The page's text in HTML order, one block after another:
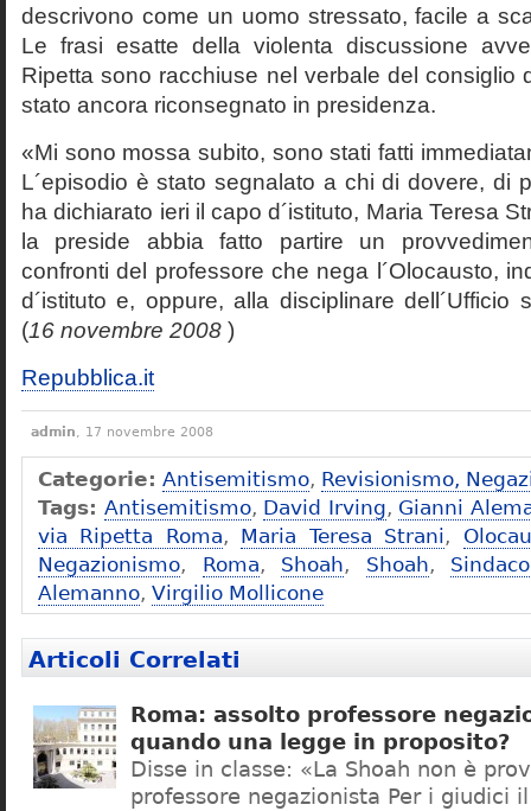
descrivono come un uomo stressato, facile a
Le frasi esatte della violenta discussione
Ripetta sono racchiuse nel verbale del consiglio
stato ancora riconsegnato in presidenza.
«Mi sono mossa subito, sono stati fatti
L´episodio è stato segnalato a chi di dovere, di
ha dichiarato ieri il capo d´istituto, Maria Teresa
la preside abbia fatto partire un
confronti del professore che nega l´Olocausto,
d´istituto e, oppure, alla disciplinare dell´Ufficio
(16 novembre 2008 )
Repubblica.it
admin, 17 novembre 2008
Categorie: Antisemitismo, Revisionismo,
Tags: Antisemitismo, David Irving, Gianni
via Ripetta Roma, Maria Teresa Strani,
Negazionismo, Roma, Shoah, Shoah,
Alemanno, Virgilio Mollicone
Articoli Correlati
Roma: assolto professore
quando una legge in proposito?
Disse in classe: «La Shoah non è
professore negazionista Per i giudici